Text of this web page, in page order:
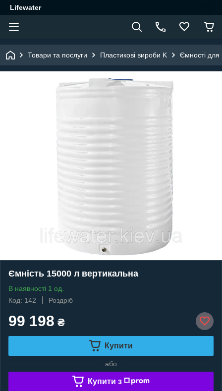
Lifewater
Товари та послуги Пластикові вироби K Ємності для
Ємність 15000 л вертикальна
В наявності 1 од.
Код: 142
Роздріб
99 198 ₴
Купити
або
Купити з